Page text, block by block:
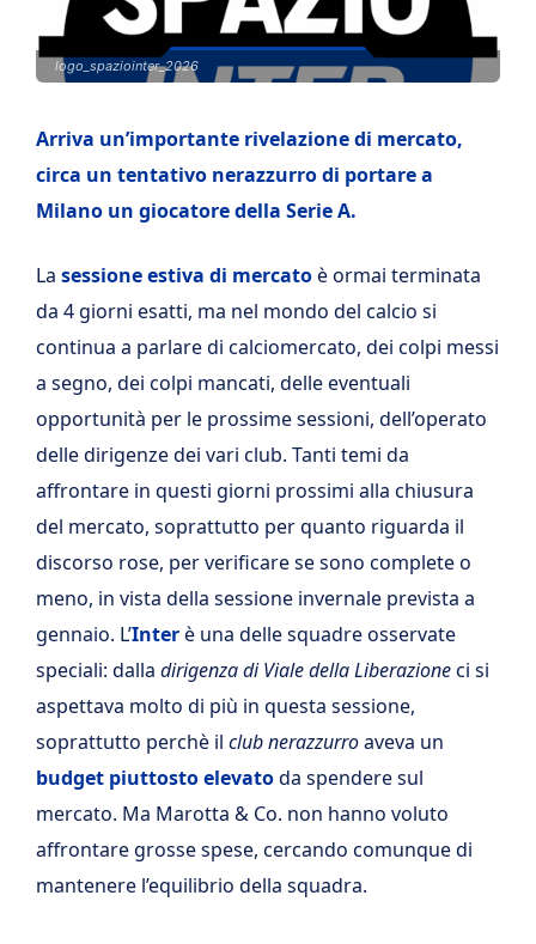
logo_spaziointer_2026
Arriva un’importante rivelazione di mercato,
circa un tentativo nerazzurro di portare a
Milano un giocatore della Serie A.
La sessione estiva di mercatoè ormai terminata
da 4 giorni esatti, ma nel mondo del calcio si
continua a parlare di calciomercato, dei colpi messi
a segno, dei colpi mancati, delle eventuali
opportunità per le prossime sessioni, dell’operato
delle dirigenze dei vari club. Tanti temi da
affrontare in questi giorni prossimi alla chiusura
del mercato, soprattutto per quanto riguarda il
discorso rose, per verificare se sono complete o
meno, in vista della sessione invernale prevista a
gennaio. L’Interè una delle squadre osservate
speciali: dalla dirigenza di Viale della Liberazioneci si
aspettava molto di più in questa sessione,
soprattutto perchè il club nerazzurroaveva un
budget piuttosto elevatoda spendere sul
mercato. Ma Marotta & Co. non hanno voluto
affrontare grosse spese, cercando comunque di
mantenere l’equilibrio della squadra.